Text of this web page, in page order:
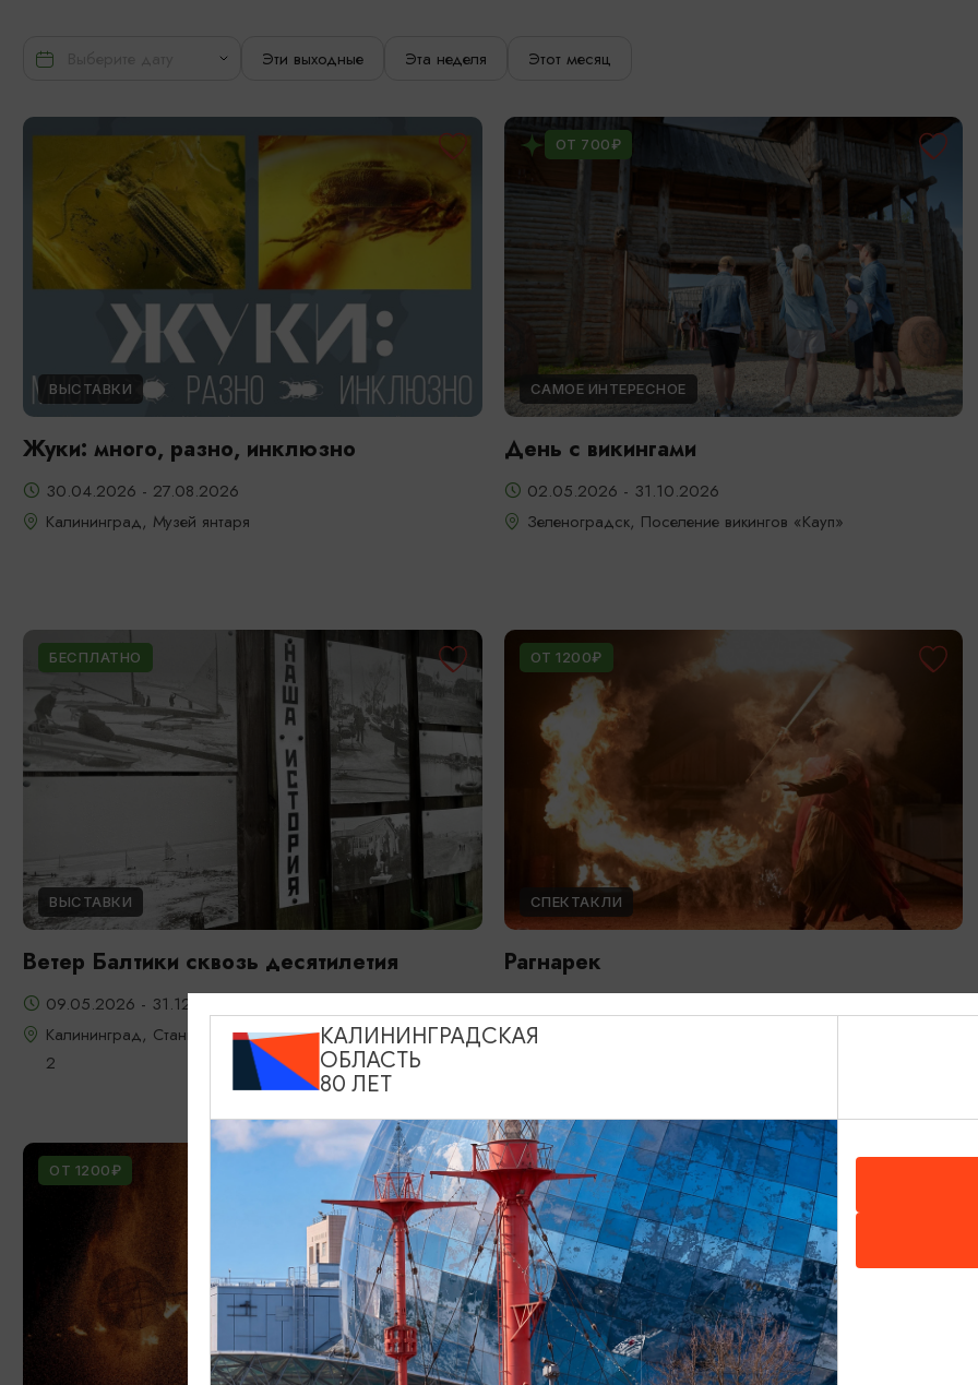
Эти выходные Эта неделя Этот месяц
ВЫСТАВКИ
Жуки: много, разно, инклюзно
30.04.2026 - 27.08.2026
Калининград, Музей янтаря
ОТ 700₽
САМОЕ ИНТЕРЕСНОЕ
День с викингами
02.05.2026 - 31.10.2026
Зеленоградск, Поселение викингов «Кауп»
БЕСПЛАТНО
ВЫСТАВКИ
Ветер Балтики сквозь десятилетия
09.05.2026 - 31.12.2026
Калининград, Станция "Глаз Ветра", Мамонтовское шоссе
2
ОТ 1200₽
СПЕКТАКЛИ
Рагнарек
Зеленоградск, Поселение викингов «Кауп»
ОТ 1200₽
КАЛИНИНГРАДСКАЯ
ОБЛАСТЬ
80 ЛЕТ